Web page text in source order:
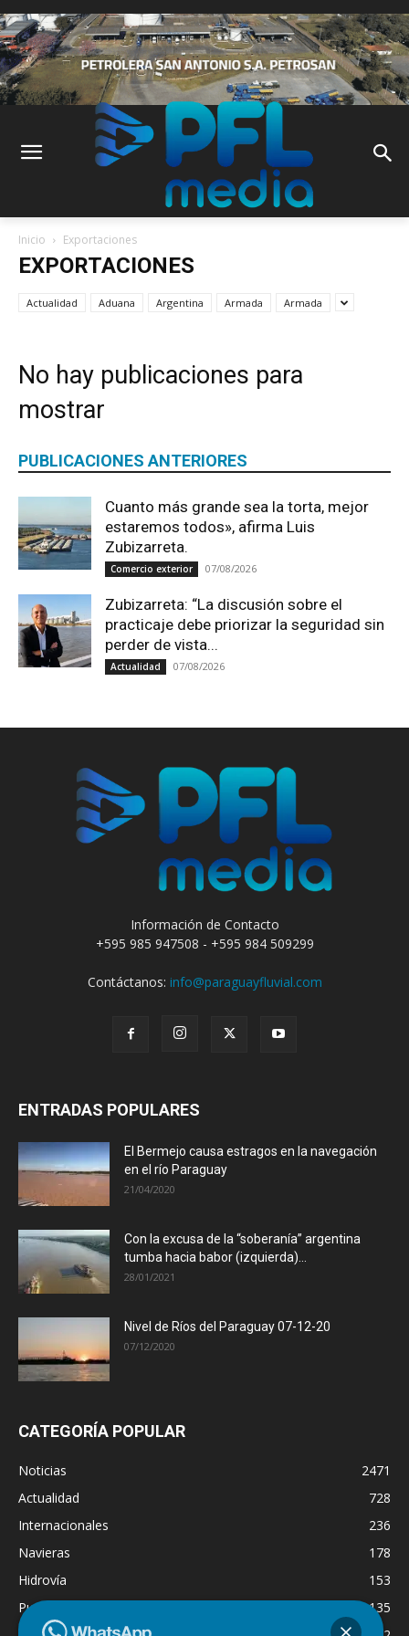
Inicio Exportaciones
EXPORTACIONES
Actualidad Aduana Argentina Armada Armada
No hay publicaciones para
mostrar
PUBLICACIONES ANTERIORES
Cuanto más grande sea la torta, mejor
estaremos todos», afirma Luis
Zubizarreta.
Comercio exterior 07/08/2026
Zubizarreta: “La discusión sobre el
practicaje debe priorizar la seguridad sin
perder de vista...
Actualidad 07/08/2026
Información de Contacto
+595 985 947508 - +595 984 509299
Contáctanos: info@paraguayfluvial.com
ENTRADAS POPULARES
El Bermejo causa estragos en la navegación
en el río Paraguay
21/04/2020
Con la excusa de la “soberanía” argentina
tumba hacia babor (izquierda)...
28/01/2021
Nivel de Ríos del Paraguay 07-12-20
07/12/2020
CATEGORÍA POPULAR
Noticias
2471
Actualidad
728
Internacionales
236
Navieras
178
Hidrovía
153
Puertos
135